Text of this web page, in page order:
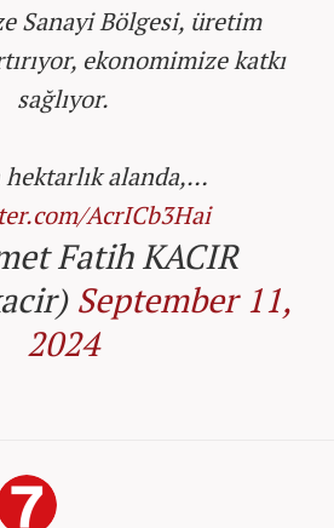
Sanayi Bölgesi, üretim
ekonomimize katkı
sağlıyor.
hektarlık alanda,…
AcrICb3Hai
Fatih KACIR
September 11,
2024